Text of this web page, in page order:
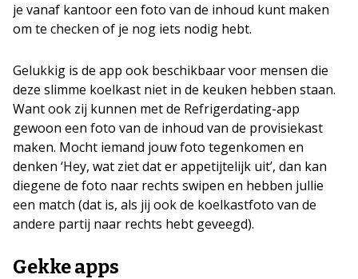
je vanaf kantoor een foto van de inhoud kunt maken
om te checken of je nog iets nodig hebt.
Gelukkig is de app ook beschikbaar voor mensen die
deze slimme koelkast niet in de keuken hebben staan.
Want ook zij kunnen met de Refrigerdating-app
gewoon een foto van de inhoud van de provisiekast
maken. Mocht iemand jouw foto tegenkomen en
denken ‘Hey, wat ziet dat er appetijtelijk uit’, dan kan
diegene de foto naar rechts swipen en hebben jullie
een match (dat is, als jij ook de koelkastfoto van de
andere partij naar rechts hebt geveegd).
Gekke apps